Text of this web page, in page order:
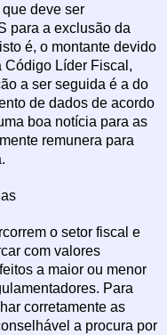
deve ser
para a exclusão da
é, o montante devido
Código Líder Fiscal,
a ser seguida é a do
de dados de acordo
boa notícia para as
remunera para
o setor fiscal e
com valores
a maior ou menor
Para
corretamente as
a procura por